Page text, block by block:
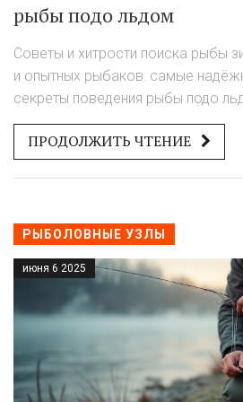
рыбы подо льдом
Советы и хитрости поиска рыбы
и опытных рыбаков: самые
секреты поведения рыбы подо
лайфхаки.
ПРОДОЛЖИТЬ ЧТЕНИЕ
РЫБОЛОВНЫЕ УЗЛЫ
июня 6 2025